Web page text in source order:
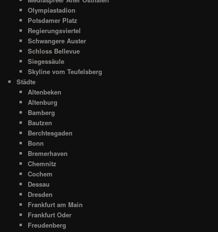
Olympiastadion
Potsdamer Platz
Regierungsviertel
Schwangere Auster
Schloss Bellevue
Siegessäule
Skyline vom Teufelsberg
Städte
Altenbeken
Altenburg
Bamberg
Bautzen
Berchtesgaden
Bonn
Bremerhaven
Chemnitz
Cochem
Dessau
Dresden
Frankfurt am Main
Frankfurt Oder
Freudenberg